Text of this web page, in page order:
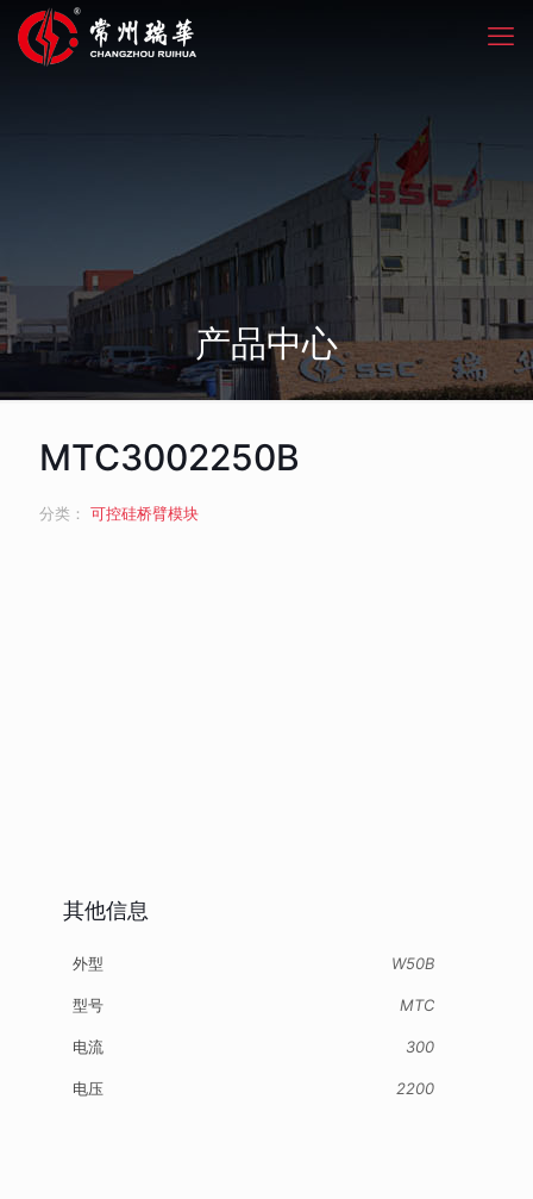
产品中心
MTC3002250B
分类： 可控硅桥臂模块
其他信息
外型 W50B
型号 MTC
电流 300
电压 2200